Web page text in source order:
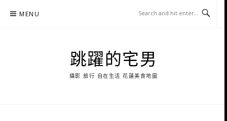
MENU
跳躍的宅男
攝影 旅行 自在生活 花蓮美食地圖